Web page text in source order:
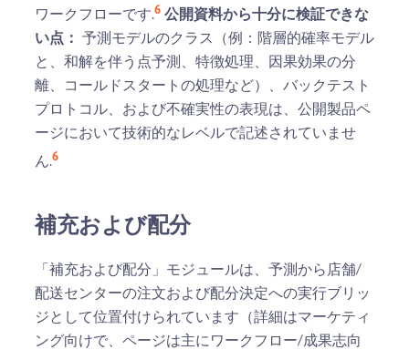
ワークフローです.6 公開資料から十分に検証できな
い点： 予測モデルのクラス（例：階層的確率モデル
と、和解を伴う点予測、特徴処理、因果効果の分
離、コールドスタートの処理など）、バックテスト
プロトコル、および不確実性の表現は、公開製品ペ
ージにおいて技術的なレベルで記述されていませ
ん.6
補充および配分
「補充および配分」モジュールは、予測から店舗/
配送センターの注文および配分決定への実行ブリッ
ジとして位置付けられています（詳細はマーケティ
ング向けで、ページは主にワークフロー/成果志向